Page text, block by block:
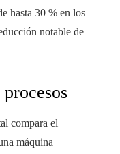
hasta 30 % en los
notable de
compara el
máquina